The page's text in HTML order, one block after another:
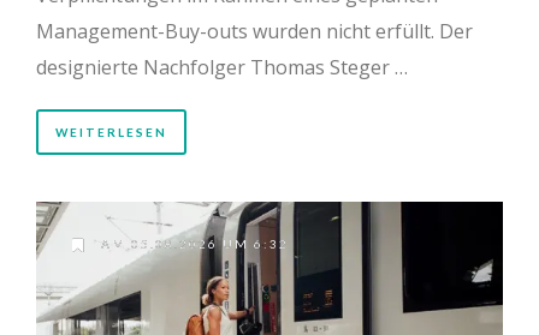
Management-Buy-outs wurden nicht erfüllt. Der
designierte Nachfolger Thomas Steger …
WEITERLESEN
AM 05.08.2026 UM 6:32